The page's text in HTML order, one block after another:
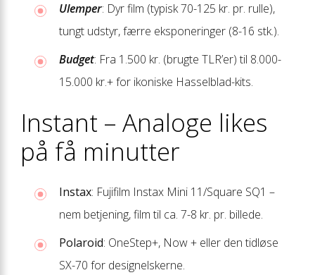
Ulemper: Dyr film (typisk 70-125 kr. pr. rulle),
tungt udstyr, færre eksponeringer (8-16 stk.).
Budget: Fra 1.500 kr. (brugte TLR’er) til 8.000-
15.000 kr.+ for ikoniske Hasselblad-kits.
Instant – Analoge likes
på få minutter
Instax: Fujifilm Instax Mini 11/Square SQ1 –
nem betjening, film til ca. 7-8 kr. pr. billede.
Polaroid: OneStep+, Now + eller den tidløse
SX-70 for design­elskerne.